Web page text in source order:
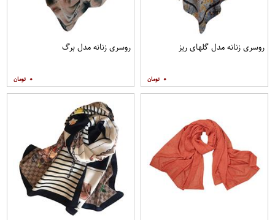
روسری زنانه مدل گلهای ریز
۰
روسری زنانه مدل برگ
۰